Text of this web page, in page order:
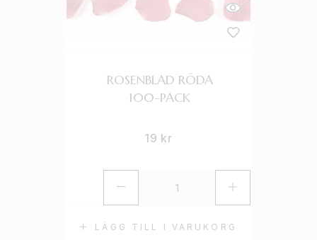
LÄGG TILL I VARUKORG
ROSENBLAD RÖDA
100-PACK
19 kr